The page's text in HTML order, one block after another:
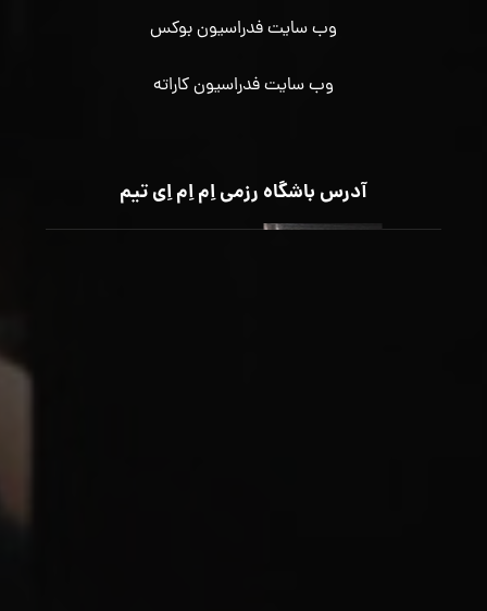
وب سایت فدراسیون بوکس
وب سایت فدراسیون کاراته
آدرس باشگاه رزمی اِم اِم اِی تیم